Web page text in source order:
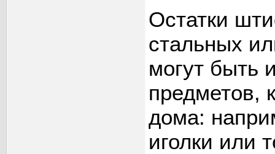
Остатки
стальных
могут быть
предметов,
дома:
иголки или